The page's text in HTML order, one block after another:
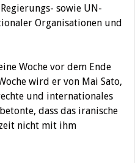
sowie UN-
Organisationen und
Woche vor dem Ende
wird er von Mai Sato,
und internationales
dass das iranische
nicht mit ihm